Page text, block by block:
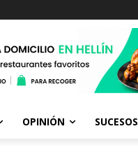
OPINIÓN SUCESOS